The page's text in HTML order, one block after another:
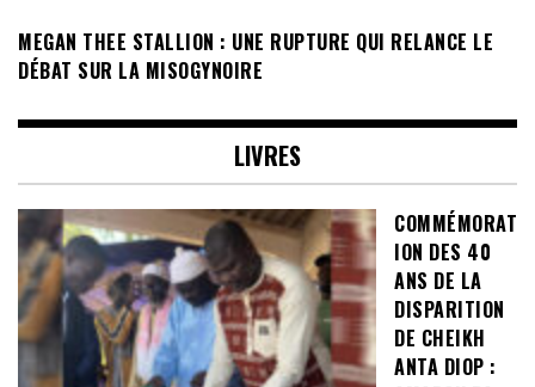
MEGAN THEE STALLION : UNE RUPTURE QUI RELANCE LE
DÉBAT SUR LA MISOGYNOIRE
LIVRES
COMMÉMORAT
ION DES 40
ANS DE LA
DISPARITION
DE CHEIKH
ANTA DIOP :